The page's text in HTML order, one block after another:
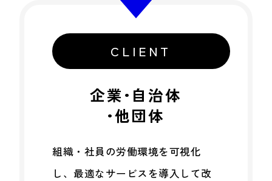
CLIENT
企業•自治体
•他団体
組織・社員の労働環境を可視化
し、最適なサービスを導入して改